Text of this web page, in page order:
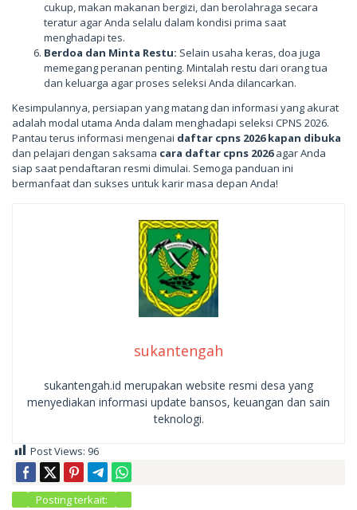
cukup, makan makanan bergizi, dan berolahraga secara
teratur agar Anda selalu dalam kondisi prima saat
menghadapi tes.
Berdoa dan Minta Restu: Selain usaha keras, doa juga
memegang peranan penting. Mintalah restu dari orang tua
dan keluarga agar proses seleksi Anda dilancarkan.
Kesimpulannya, persiapan yang matang dan informasi yang akurat
adalah modal utama Anda dalam menghadapi seleksi CPNS 2026.
Pantau terus informasi mengenai daftar cpns 2026 kapan dibuka
dan pelajari dengan saksama cara daftar cpns 2026agar Anda
siap saat pendaftaran resmi dimulai. Semoga panduan ini
bermanfaat dan sukses untuk karir masa depan Anda!
sukantengah
sukantengah.id merupakan website resmi desa yang
menyediakan informasi update bansos, keuangan dan sain
teknologi.
Post Views: 96
Posting terkait: